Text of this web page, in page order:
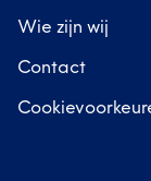
Wie zijn wij
Contact